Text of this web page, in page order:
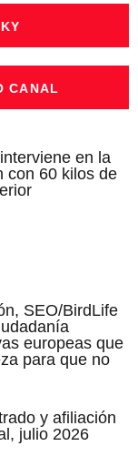
CANAL
en la
con 60 kilos de
SEO/BirdLife
europeas que
para que no
y afiliación
julio 2026